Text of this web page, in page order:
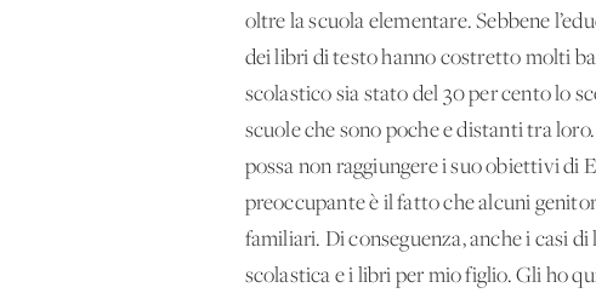
oltre la scuola elementare. Sebbene
dei libri di testo hanno costretto molti
scolastico sia stato del 30 per cento lo
scuole che sono poche e distanti tra
possa non raggiungere i suo obiettivi
preoccupante è il fatto che alcuni
familiari. Di conseguenza, anche i casi
scolastica e i libri per mio figlio. Gli ho